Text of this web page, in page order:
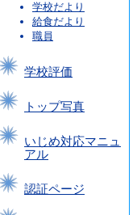
学校だより
給食だより
職員
学校評価
トップ写真
いじめ対応マニュ
アル
認証ページ